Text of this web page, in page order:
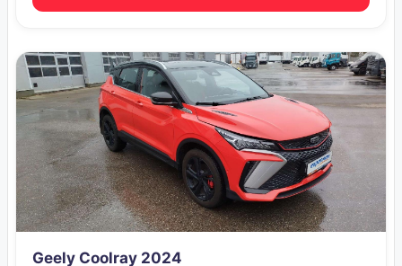
Geely Coolray 2024